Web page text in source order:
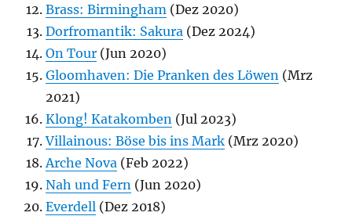
Brass: Birmingham (Dez 2020)
Dorfromantik: Sakura (Dez 2024)
On Tour (Jun 2020)
Gloomhaven: Die Pranken des Löwen (Mrz
2021)
Klong! Katakomben (Jul 2023)
Villainous: Böse bis ins Mark (Mrz 2020)
Arche Nova (Feb 2022)
Nah und Fern (Jun 2020)
Everdell (Dez 2018)